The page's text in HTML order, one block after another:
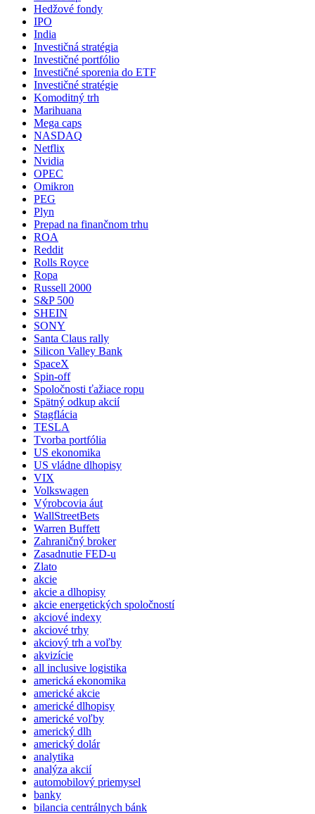
Hedžové fondy
IPO
India
Investičná stratégia
Investičné portfólio
Investičné sporenia do ETF
Investičné stratégie
Komoditný trh
Marihuana
Mega caps
NASDAQ
Netflix
Nvidia
OPEC
Omikron
PEG
Plyn
Prepad na finančnom trhu
ROA
Reddit
Rolls Royce
Ropa
Russell 2000
S&P 500
SHEIN
SONY
Santa Claus rally
Silicon Valley Bank
SpaceX
Spin-off
Spoločnosti ťažiace ropu
Spätný odkup akcií
Stagflácia
TESLA
Tvorba portfólia
US ekonomika
US vládne dlhopisy
VIX
Volkswagen
Výrobcovia áut
WallStreetBets
Warren Buffett
Zahraničný broker
Zasadnutie FED-u
Zlato
akcie
akcie a dlhopisy
akcie energetických spoločností
akciové indexy
akciové trhy
akciový trh a voľby
akvizície
all inclusive logistika
americká ekonomika
americké akcie
americké dlhopisy
americké voľby
americký dlh
americký dolár
analytika
analýza akcií
automobilový priemysel
banky
bilancia centrálnych bánk